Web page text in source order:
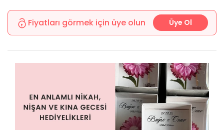
Fiyatları görmek için üye olun Üye Ol